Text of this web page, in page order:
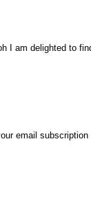
I am delighted to
email